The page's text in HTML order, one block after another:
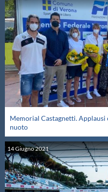
Formazione
GUG
Scuole Nuoto
Centri Federali
Area Legislativa
Memorial Castagnetti. Applausi
nuoto
14Giugno2021